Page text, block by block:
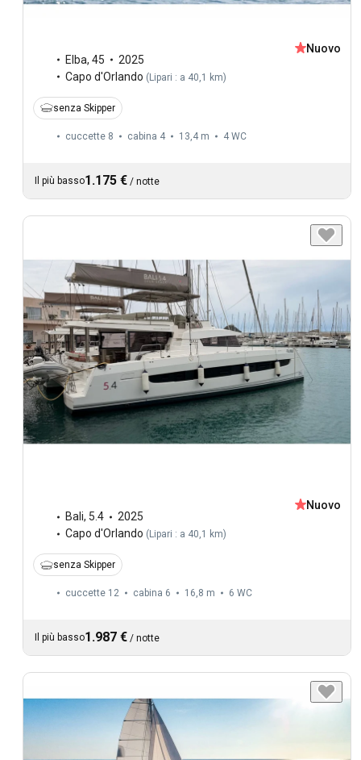
Elba, 45
2025
Capo d'Orlando (Lipari : a 40,1 km)
Nuovo
senza Skipper
cuccette 8 cabina 4 13,4 m 4 WC
Il più basso1.175 € / notte
Bali, 5.4
2025
Capo d'Orlando ( Lipari : a 40,1 km)
Nuovo
senza Skipper
cuccette 12 cabina 6 16,8 m 6 WC
Il più basso1.987 € / notte